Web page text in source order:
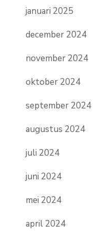
januari 2025
december 2024
november 2024
oktober 2024
september 2024
augustus 2024
juli 2024
juni 2024
mei 2024
april 2024